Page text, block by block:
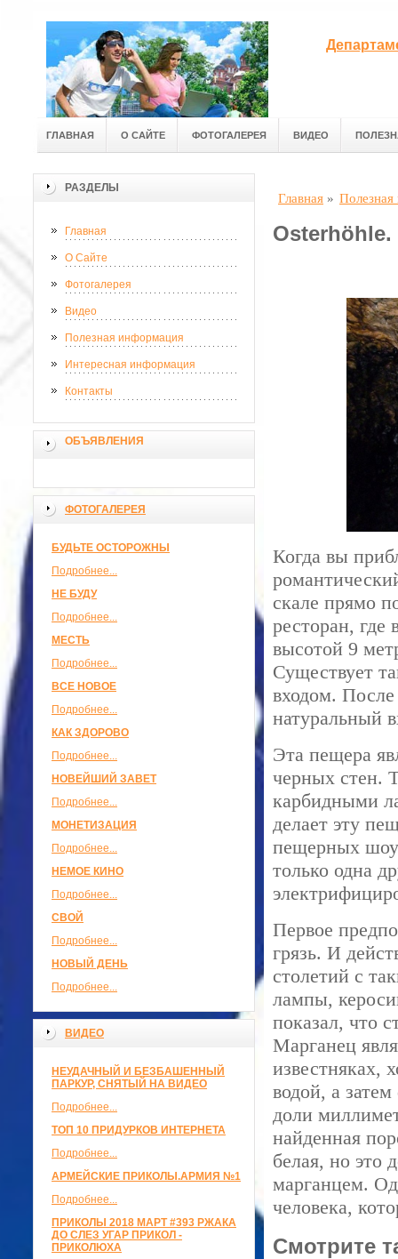
ГЛАВНАЯ О САЙТЕ ФОТОГАЛЕРЕЯ ВИДЕО
РАЗДЕЛЫ
Главная
О Сайте
Фотогалерея
Видео
Полезная информация
Интересная информация
Контакты
ОБЪЯВЛЕНИЯ
ФОТОГАЛЕРЕЯ
БУДЬТЕ ОСТОРОЖНЫ
Подробнее...
НЕ БУДУ
Подробнее...
МЕСТЬ
Подробнее...
ВСЕ НОВОЕ
Подробнее...
КАК ЗДОРОВО
Подробнее...
НОВЕЙШИЙ ЗАВЕТ
Подробнее...
МОНЕТИЗАЦИЯ
Подробнее...
НЕМОЕ КИНО
Подробнее...
СВОЙ
Подробнее...
НОВЫЙ ДЕНЬ
Подробнее...
ВИДЕО
НЕУДАЧНЫЙ И БЕЗБАШЕННЫЙ
ПАРКУР, СНЯТЫЙ НА ВИДЕО
Подробнее...
ТОП 10 ПРИДУРКОВ ИНТЕРНЕТА
Подробнее...
АРМЕЙСКИЕ ПРИКОЛЫ.АРМИЯ №1
Подробнее...
ПРИКОЛЫ 2018 МАРТ #393 РЖАКА
ДО СЛЕЗ УГАР ПРИКОЛ -
ПРИКОЛЮХА
Главная »
Когда вы
скале прямо
ресторан, где
высотой 9
Существует
входом. После
натуральный
Эта пещера
черных стен.
карбидными
делает эту
пещерных шоу
только одна
Первое
грязь. И
столетий с
лампы,
показал, что
Марганец
известняках,
водой, а
доли
найденная
белая, но это
марганцем.
человека,
Смотрите